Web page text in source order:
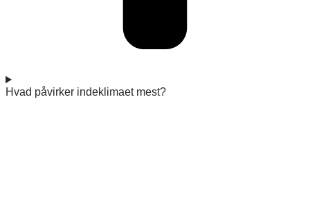
Hvad påvirker indeklimaet mest?